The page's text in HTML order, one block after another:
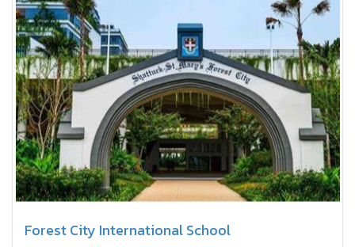
Forest City International School